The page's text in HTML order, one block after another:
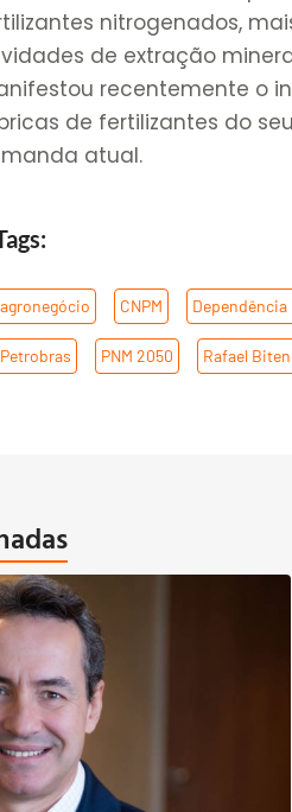
nitrogenados,
de extração
recentemente o
de fertilizantes do
atual.
agronegócio CNPM Dependência
Petrobras PNM 2050 Rafael